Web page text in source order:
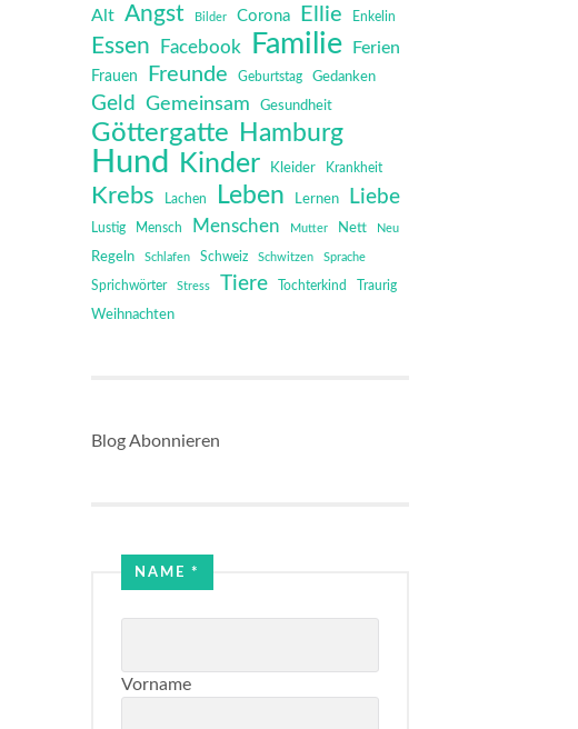
Alt Angst Bilder Corona Ellie Enkelin
Essen Facebook Familie Ferien
Frauen Freunde Geburtstag Gedanken
Geld Gemeinsam Gesundheit
Göttergatte Hamburg
Hund Kinder Kleider Krankheit
Krebs Lachen Leben Lernen Liebe
Lustig Mensch Menschen Mutter Nett Neu
Regeln Schlafen Schweiz Schwitzen Sprache
Sprichwörter Stress Tiere Tochterkind Traurig
Weihnachten
Blog Abonnieren
Name
NAME *
Vorname